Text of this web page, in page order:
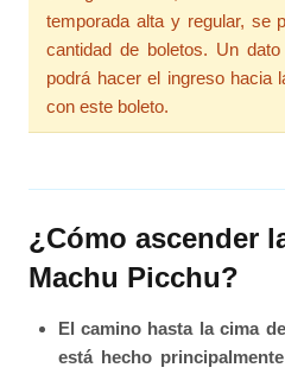
temporada alta y regular, se
cantidad de boletos. Un
podrá hacer el ingreso hacia
con este boleto.
¿Cómo ascender
Machu Picchu?
El camino hasta la cima
está hecho